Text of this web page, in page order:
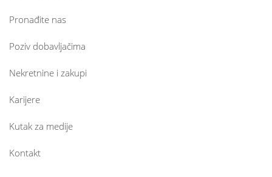
Pronađite nas
Poziv dobavljačima
Nekretnine i zakupi
Karijere
Kutak za medije
Kontakt